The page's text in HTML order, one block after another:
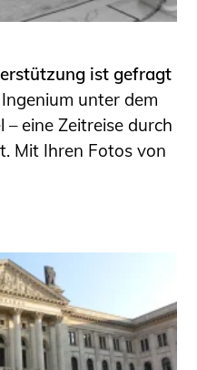
ist gefragt
unter dem
eine Zeitreise durch
Mit Ihren Fotos von